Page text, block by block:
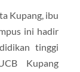
Kupang, ibu
ini hadir
tinggi
Kupang